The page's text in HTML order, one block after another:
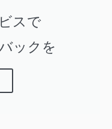
スで
ックを